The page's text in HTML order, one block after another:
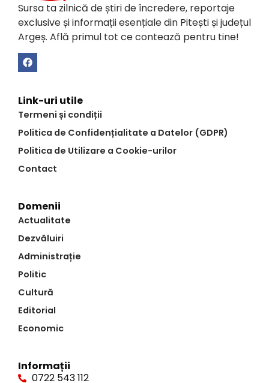
Sursa ta zilnică de știri de încredere, reportaje
exclusive și informații esențiale din Pitești și județul
Argeș. Află primul tot ce contează pentru tine!
Link-uri utile
Termeni și condiții
Politica de Confidențialitate a Datelor (GDPR)
Politica de Utilizare a Cookie-urilor
Contact
Domenii
Actualitate
Dezvăluiri
Administrație
Politic
Cultură
Editorial
Economic
Informații
0722 543 112